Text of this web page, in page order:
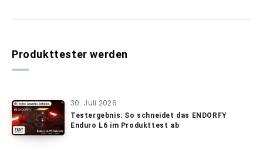
Produkttester werden
30. Juli 2026
Testergebnis: So schneidet das ENDORFY
Enduro L6 im Produkttest ab